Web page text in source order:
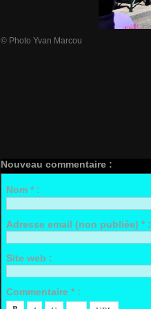
© Photo Yvan Marcou
Nouveau commentaire :
Nom * :
Adresse email (non publiée) * :
Site web :
Commentaire * :